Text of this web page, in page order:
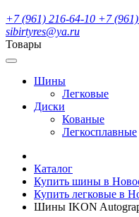
+7 (961) 216-64-10 +7
sibirtyres@ya.ru
Товары
Шины
Легковые
Диски
Кованые
Легкосплавные
Каталог
Купить шины в
Купить легковые в
Шины IKON